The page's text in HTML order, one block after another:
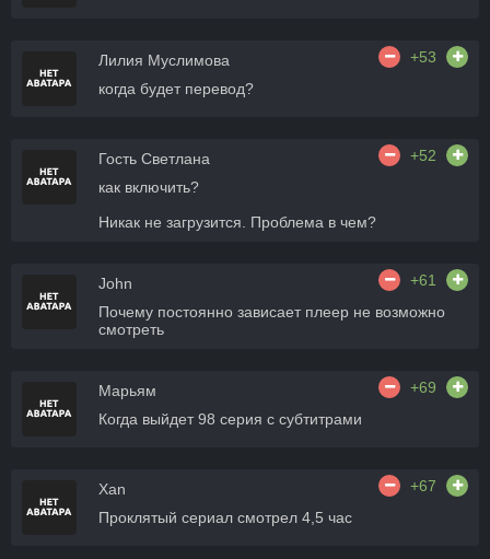
Лилия Муслимова
+53
когда будет перевод?
Гость Светлана
+52
как включить?
Никак не загрузится. Проблема в чем?
John
+61
Почему постоянно зависает плеер не возможно
смотреть
Марьям
+69
Когда выйдет 98 серия с субтитрами
Xan
+67
Проклятый сериал смотрел 4,5 час